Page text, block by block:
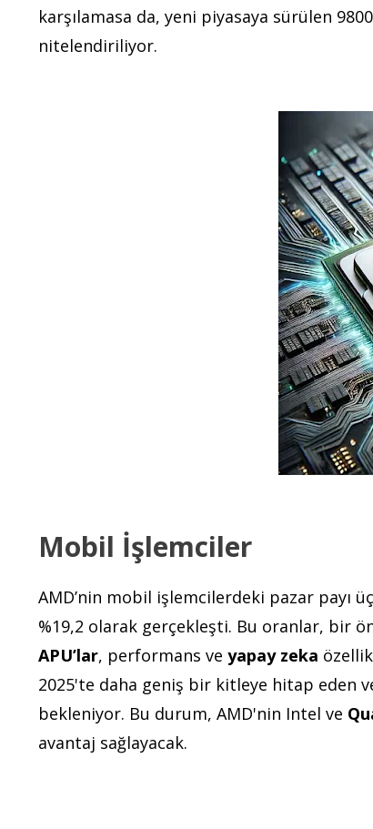
karşılamasa da, yeni piyasaya sürülen
nitelendiriliyor.
Mobil İşlemciler
AMD’nin mobil işlemcilerdeki pazar payı
%19,2 olarak gerçekleşti. Bu oranlar, bir
APU’lar, performans ve yapay zeka
2025'te daha geniş bir kitleye hitap eden
bekleniyor. Bu durum, AMD'nin Intel ve
avantaj sağlayacak.